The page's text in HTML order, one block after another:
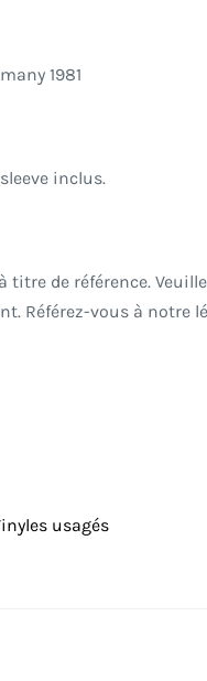
1981
inclus.
de référence.
Référez-vous à notre
usagés